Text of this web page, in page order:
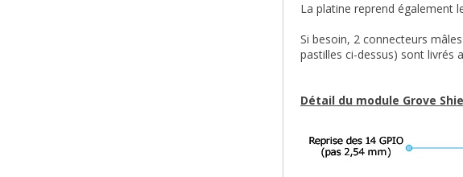
La platine reprend également
Si besoin, 2 connecteurs
pastilles ci-dessus) sont livrés
Détail du module Grove